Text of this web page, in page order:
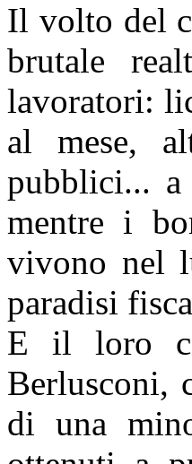
Il volto del
brutale
lavoratori:
al mese,
pubblici...
mentre i
vivono nel
paradisi
E il loro
Berlusconi,
di una